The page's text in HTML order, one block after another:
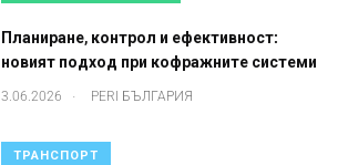
Планиране, контрол и ефективност:
новият подход при кофражните системи
3.06.2026 . PERI БЪЛГАРИЯ
ТРАНСПОРТ